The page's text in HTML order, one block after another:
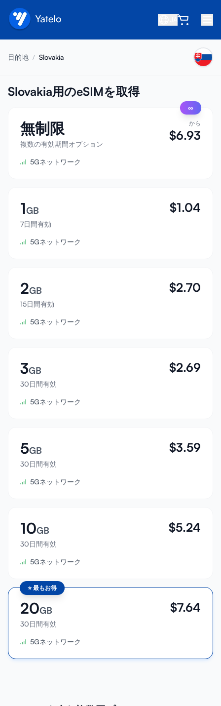
会社概要
友達を紹介
アフィリエイトになる
ヘルプセンター
デバイス互換性
サインイン
目的地 / Slovakia
Slovakia用のeSIMを取得
∞
無制限
複数の有効期間オプション
から
$6.93
5Gネットワーク
1GB
7日間有効
$1.04
5Gネットワーク
2GB
15日間有効
$2.70
5Gネットワーク
3GB
30日間有効
$2.69
5Gネットワーク
5GB
30日間有効
$3.59
5Gネットワーク
10GB
30日間有効
$5.24
5Gネットワーク
⭐最もお得
20GB
30日間有効
$7.64
5Gネットワーク